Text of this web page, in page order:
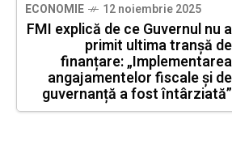
ECONOMIE 12 noiembrie 2025
FMI explică de ce Guvernul nu a
primit ultima tranșă de
finanțare: „Implementarea
angajamentelor fiscale și de
guvernanță a fost întârziată”